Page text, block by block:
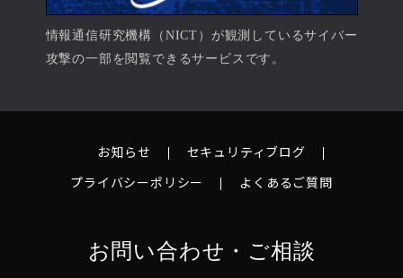
情報通信研究機構（NICT）が観測しているサイバー
攻撃の一部を閲覧できるサービスです。
お知らせ セキュリティブログ
プライバシーポリシー よくあるご質問
お問い合わせ・ご相談